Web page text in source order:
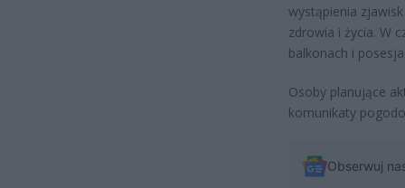
wystąpienia
zdrowia i życia. W
balkonach i
Osoby planujące
komunikaty
Obserwuj